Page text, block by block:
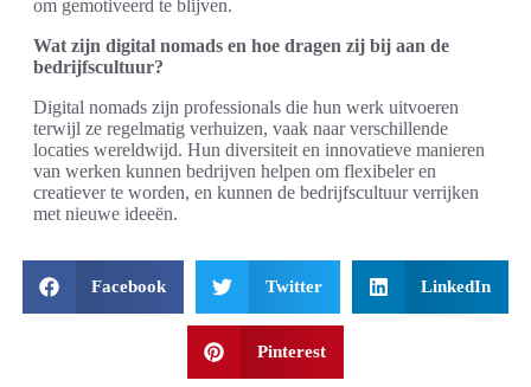
om gemotiveerd te blijven.
Wat zijn digital nomads en hoe dragen zij bij aan de
bedrijfscultuur?
Digital nomads zijn professionals die hun werk uitvoeren
terwijl ze regelmatig verhuizen, vaak naar verschillende
locaties wereldwijd. Hun diversiteit en innovatieve manieren
van werken kunnen bedrijven helpen om flexibeler en
creatiever te worden, en kunnen de bedrijfscultuur verrijken
met nieuwe ideeën.
Facebook Twitter LinkedIn
Pinterest